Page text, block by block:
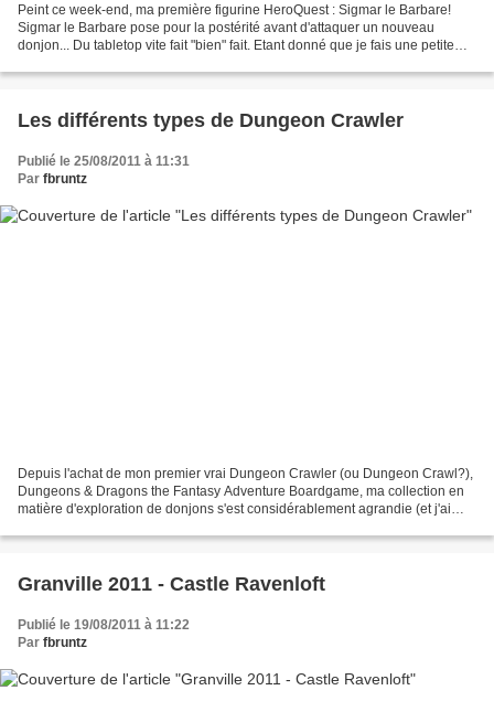
Peint ce week-end, ma première figurine HeroQuest : Sigmar le Barbare!
Sigmar le Barbare pose pour la postérité avant d'attaquer un nouveau
donjon... Du tabletop vite fait "bien" fait. Etant donné que je fais une petite
Les différents types de Dungeon Crawler
Publié le 25/08/2011 à 11:31
Par fbruntz
Depuis l'achat de mon premier vrai Dungeon Crawler (ou Dungeon Crawl?),
Dungeons & Dragons the Fantasy Adventure Boardgame, ma collection en
matière d'exploration de donjons s'est considérablement agrandie (et j'ai
Granville 2011 - Castle Ravenloft
Publié le 19/08/2011 à 11:22
Par fbruntz